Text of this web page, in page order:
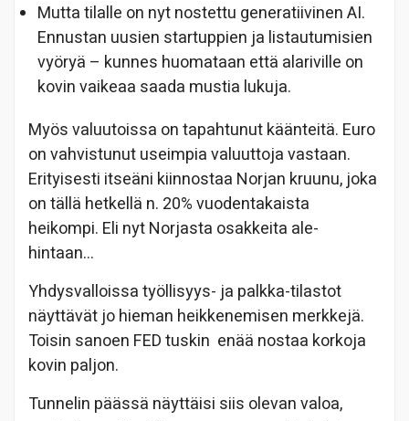
Mutta tilalle on nyt nostettu generatiivinen AI.
Ennustan uusien startuppien ja listautumisien
vyöryä – kunnes huomataan että alariville on
kovin vaikeaa saada mustia lukuja.
Myös valuutoissa on tapahtunut käänteitä. Euro
on vahvistunut useimpia valuuttoja vastaan.
Erityisesti itseäni kiinnostaa Norjan kruunu, joka
on tällä hetkellä n. 20% vuodentakaista
heikompi. Eli nyt Norjasta osakkeita ale-
hintaan…
Yhdysvalloissa työllisyys- ja palkka-tilastot
näyttävät jo hieman heikkenemisen merkkejä.
Toisin sanoen FED tuskin enää nostaa korkoja
kovin paljon.
Tunnelin päässä näyttäisi siis olevan valoa,